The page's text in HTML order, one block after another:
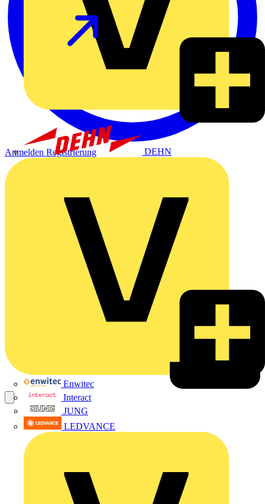
DEHN
Enwitec
Interact
JUNG
LEDVANCE
Anmelden Registrierung